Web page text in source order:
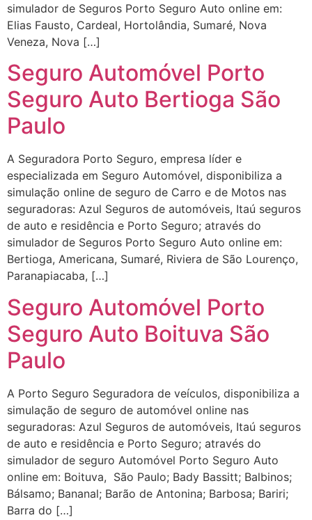
simulador de Seguros Porto Seguro Auto online em:
Elias Fausto, Cardeal, Hortolândia, Sumaré, Nova
Veneza, Nova […]
Seguro Automóvel Porto
Seguro Auto Bertioga São
Paulo
A Seguradora Porto Seguro, empresa líder e
especializada em Seguro Automóvel, disponibiliza a
simulação online de seguro de Carro e de Motos nas
seguradoras: Azul Seguros de automóveis, Itaú seguros
de auto e residência e Porto Seguro; através do
simulador de Seguros Porto Seguro Auto online em:
Bertioga, Americana, Sumaré, Riviera de São Lourenço,
Paranapiacaba, […]
Seguro Automóvel Porto
Seguro Auto Boituva São
Paulo
A Porto Seguro Seguradora de veículos, disponibiliza a
simulação de seguro de automóvel online nas
seguradoras: Azul Seguros de automóveis, Itaú seguros
de auto e residência e Porto Seguro; através do
simulador de seguro Automóvel Porto Seguro Auto
online em: Boituva, São Paulo; Bady Bassitt; Balbinos;
Bálsamo; Bananal; Barão de Antonina; Barbosa; Bariri;
Barra do […]